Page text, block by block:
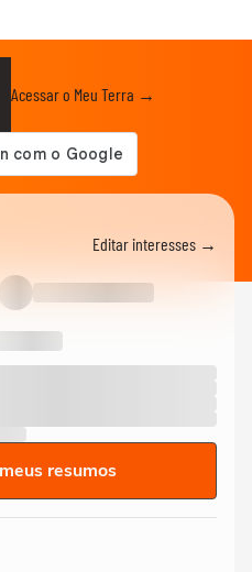
Acessar o Meu Terra →
Editar interesses →
resumos